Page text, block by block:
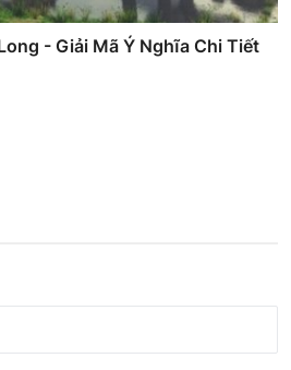
- Giải Mã Ý Nghĩa Chi Tiết